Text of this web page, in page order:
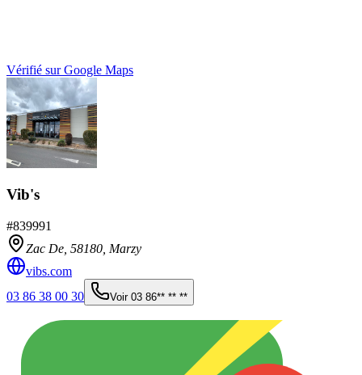
Vérifié sur Google Maps
Vib's
#839991
Zac De, 58180 Marzy
vibs.com
03 86 38 00 30
Voir 03 86** ** **